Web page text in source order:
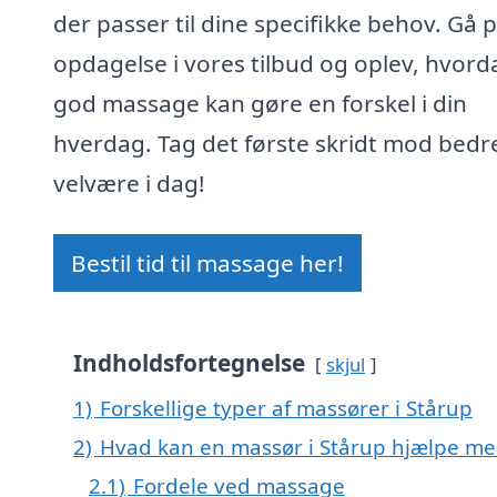
der passer til dine specifikke behov. Gå
opdagelse i vores tilbud og oplev,
god massage kan gøre en forskel i din
hverdag. Tag det første skridt mod
velvære i dag!
Bestil tid til massage her!
Indholdsfortegnelse skjul
1) Forskellige typer af massører i Stårup
2) Hvad kan en massør i Stårup hjælpe
2.1) Fordele ved massage